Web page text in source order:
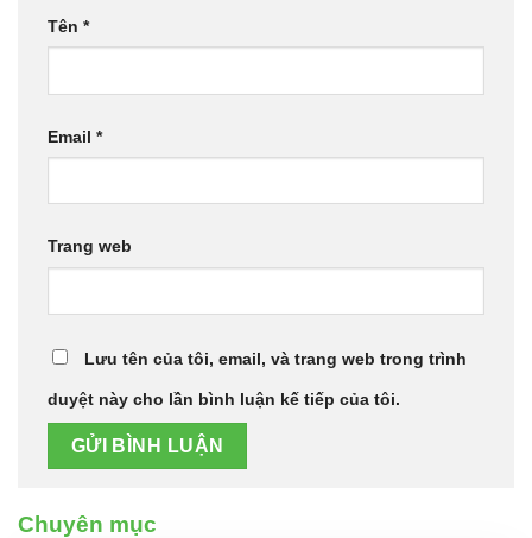
Tên *
Email *
Trang web
Lưu tên của tôi, email, và trang web trong trình
duyệt này cho lần bình luận kế tiếp của tôi.
Chuyên mục